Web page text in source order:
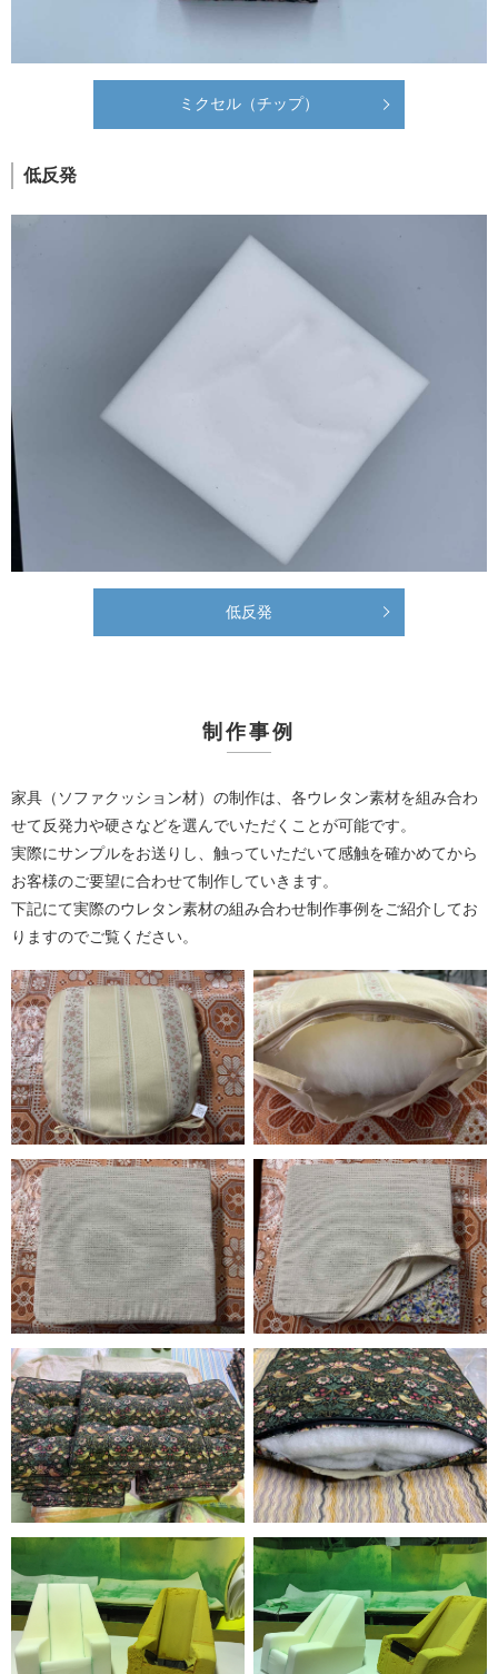
ミクセル（チップ）
低反発
低反発
制作事例
家具（ソファクッション材）の制作は、各ウレタン素材を組み合わ
せて反発力や硬さなどを選んでいただくことが可能です。
実際にサンプルをお送りし、触っていただいて感触を確かめてから
お客様のご要望に合わせて制作していきます。
下記にて実際のウレタン素材の組み合わせ制作事例をご紹介してお
りますのでご覧ください。